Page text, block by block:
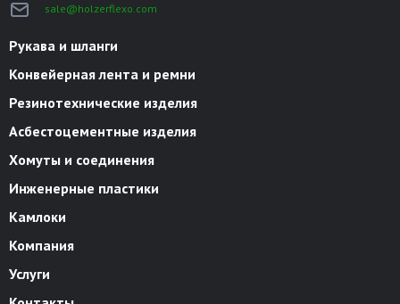
sale@holzerflexo.com
Рукава и шланги
Конвейерная лента и ремни
Резинотехнические изделия
Асбестоцементные изделия
Хомуты и соединения
Инженерные пластики
Камлоки
Компания
Услуги